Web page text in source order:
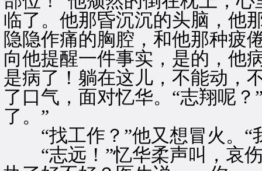
临了。他那昏沉沉的头脑，他
隐隐作痛的胸腔，和他那种疲
向他提醒一件事实，是的，他
是病了！躺在这儿，不能动，
了口气，面对忆华。“志翔
了。”
“找工作？”他又想冒火。“
“志远！”忆华柔声叫，哀伤